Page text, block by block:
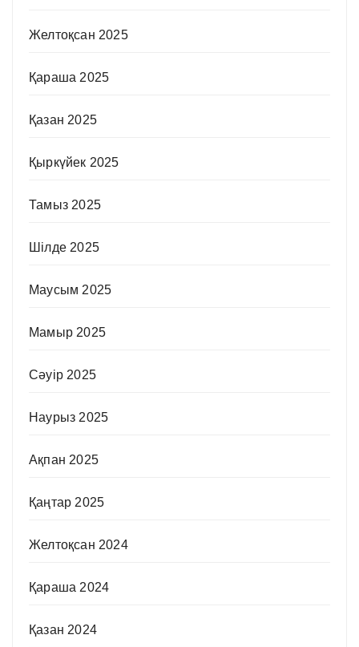
Желтоқсан 2025
Қараша 2025
Қазан 2025
Қыркүйек 2025
Тамыз 2025
Шілде 2025
Маусым 2025
Мамыр 2025
Сәуір 2025
Наурыз 2025
Ақпан 2025
Қаңтар 2025
Желтоқсан 2024
Қараша 2024
Қазан 2024